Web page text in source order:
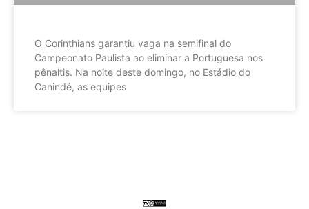
O Corinthians garantiu vaga na semifinal do
Campeonato Paulista ao eliminar a Portuguesa nos
pênaltis. Na noite deste domingo, no Estádio do
Canindé, as equipes